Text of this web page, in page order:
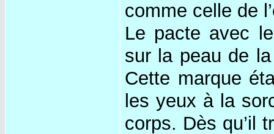
comme celle de
Le pacte avec
sur la peau de
Cette marque
les yeux à la
corps. Dès qu’il